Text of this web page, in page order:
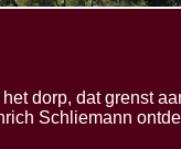
dorp, dat grenst
Schliemann